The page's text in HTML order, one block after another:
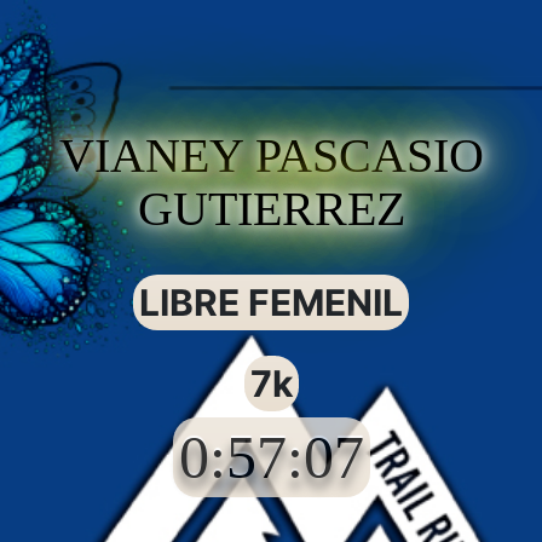
VIANEY PASCASIO
GUTIERREZ
LIBRE FEMENIL
7k
0:57:07